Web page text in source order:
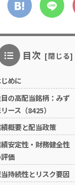
目次
めに
の高配当銘柄：みず
ース（8425）
概要と配当政策
安定性・財務健全性
価
持続性とリスク要因